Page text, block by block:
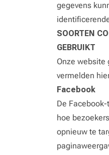
gegevens
SOORTEN
GEBRUIKT
Onze website
vermelden
Facebook
De
hoe
opnieuw te